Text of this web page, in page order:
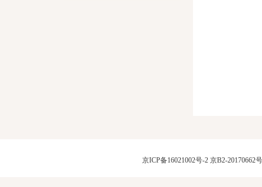
京ICP备16021002号-2京B2-20170662